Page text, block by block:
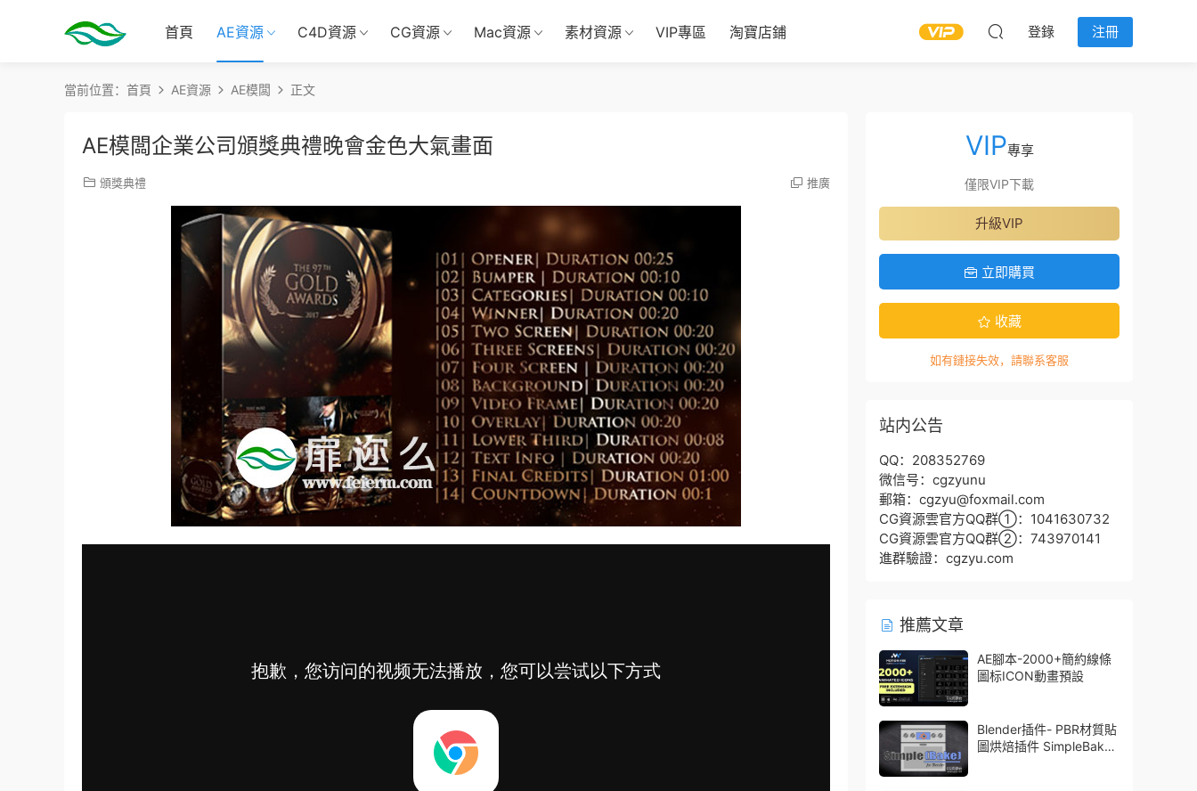
首頁 AE資源 C4D資源 CG資源 Mac資源 素材資源 VIP專區 淘寶店鋪 登錄 注冊
當前位置： 首頁 AE資源 AE模闆 正文
AE模闆企業公司頒獎典禮晚會金色大氣畫面
頒獎典禮 推廣
VIP專享
僅限VIP下載
升級VIP
立即購買
收藏
如有鏈接失效，請聯系客服
站内公告
QQ：208352769
微信号：cgzyunu
郵箱：cgzyu@foxmail.com
CG資源雲官方QQ群①：1041630732
CG資源雲官方QQ群②：743970141
進群驗證：cgzyu.com
推薦文章
AE腳本-2000+簡約線條
圖标ICON動畫預設
Blender插件- PBR材質貼
圖烘焙插件 SimpleBake